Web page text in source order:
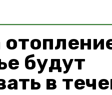
будут
в